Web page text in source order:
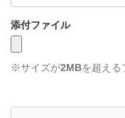
添付ファイル
※サイズが2MBを超える